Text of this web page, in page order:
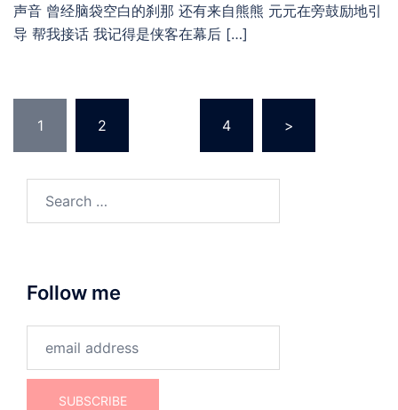
声音 曾经脑袋空白的刹那 还有来自熊熊 元元在旁鼓励地引
导 帮我接话 我记得是侠客在幕后 […]
pagination
1 2 4 >
for:
Follow me